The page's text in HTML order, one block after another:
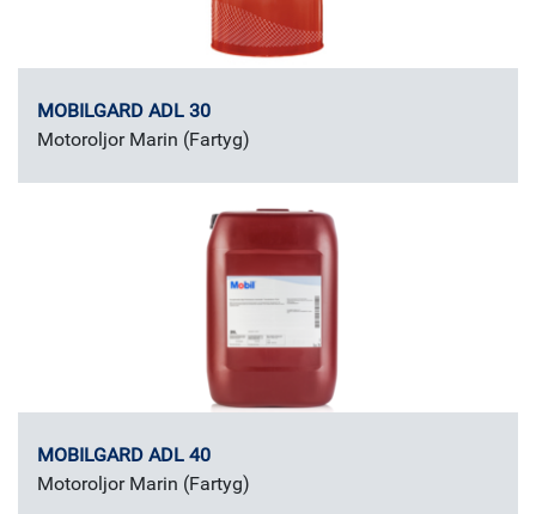
MOBILGARD ADL 30
Motoroljor Marin (Fartyg)
MOBILGARD ADL 40
Motoroljor Marin (Fartyg)